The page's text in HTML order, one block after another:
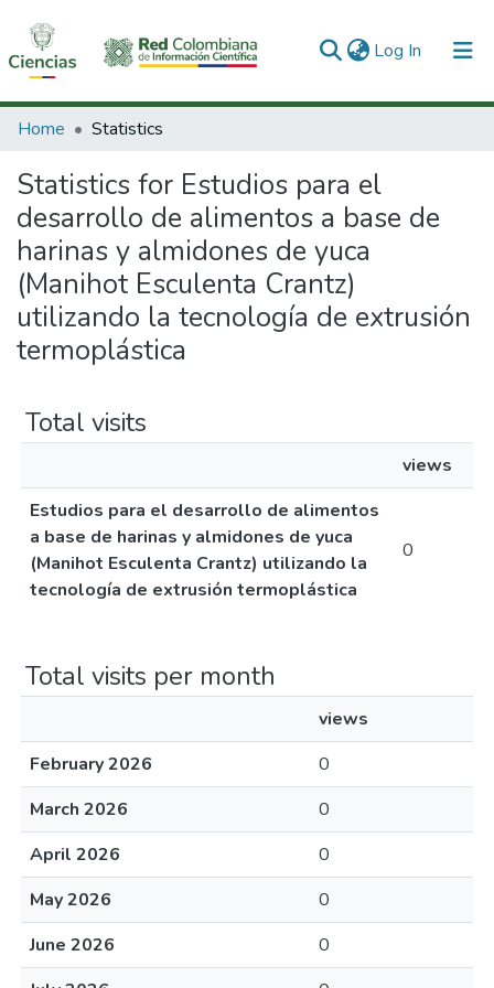
Log In (current)
Communities & Collections
All of DSpace
Home Statistics
Statistics for Estudios para el
desarrollo de alimentos a base de
harinas y almidones de yuca
(Manihot Esculenta Crantz)
utilizando la tecnología de extrusión
termoplástica
Total visits
views
Estudios para el desarrollo de alimentos
a base de harinas y almidones de yuca
(Manihot Esculenta Crantz) utilizando la
tecnología de extrusión termoplástica
0
Total visits per month
views
February 2026
0
March 2026
0
April 2026
0
May 2026
0
June 2026
0